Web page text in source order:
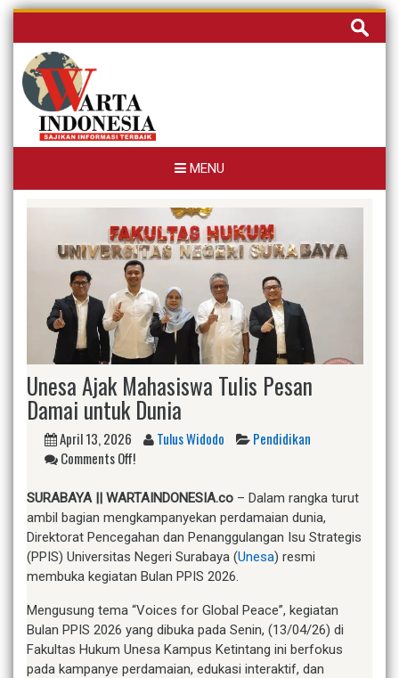
Skip
content
Cari
untuk:
MENU
Unesa Ajak Mahasiswa Tulis Pesan
Damai untuk Dunia
April 13, 2026 Tulus Widodo
Pendidikan
Comments Off!
SURABAYA || WARTAINDONESIA.co – Dalam rangka turut
ambil bagian mengkampanyekan perdamaian dunia,
Direktorat Pencegahan dan Penanggulangan Isu Strategis
(PPIS) Universitas Negeri Surabaya (Unesa) resmi
membuka kegiatan Bulan PPIS 2026.
Mengusung tema “Voices for Global Peace”, kegiatan
Bulan PPIS 2026 yang dibuka pada Senin, (13/04/26) di
Fakultas Hukum Unesa Kampus Ketintang ini berfokus
pada kampanye perdamaian, edukasi interaktif, dan